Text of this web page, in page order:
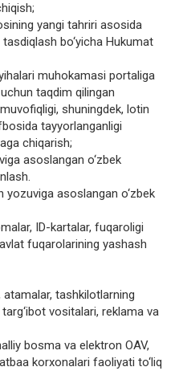
yangi tahriri asosida
bo‘yicha Hukumat
muhokamasi portaliga
taqdim qilingan
shuningdek, lotin
tayyorlanganligi
chiqarish;
asoslangan o‘zbek
yozuviga asoslangan o‘zbek
ID-kartalar, fuqaroligi
fuqarolarining yashash
atamalar, tashkilotlarning
vositalari, reklama va
bosma va elektron OAV,
korxonalari faoliyati to‘liq